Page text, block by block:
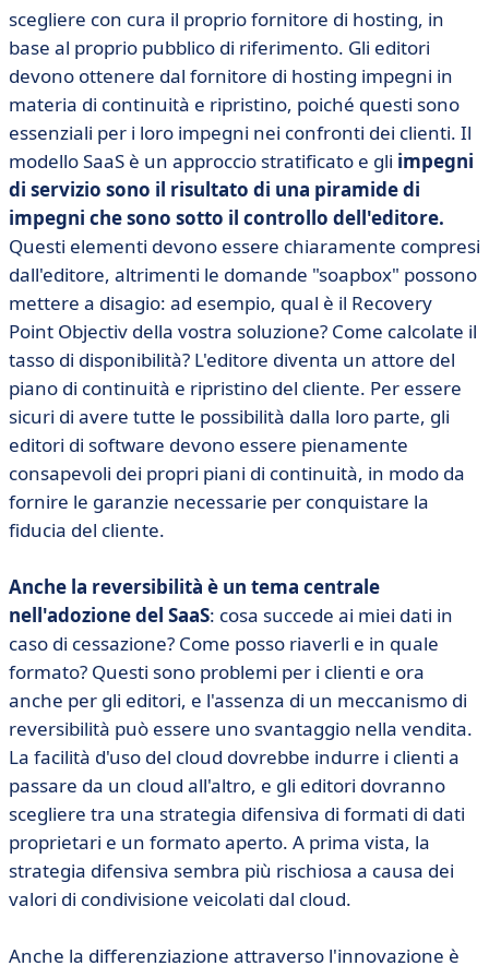
scegliere con cura il proprio fornitore di hosting, in
base al proprio pubblico di riferimento. Gli editori
devono ottenere dal fornitore di hosting impegni in
materia di continuità e ripristino, poiché questi sono
essenziali per i loro impegni nei confronti dei clienti. Il
modello SaaS è un approccio stratificato e gli impegni
di servizio sono il risultato di una piramide di
impegni che sono sotto il controllo dell'editore.
Questi elementi devono essere chiaramente compresi
dall'editore, altrimenti le domande "soapbox" possono
mettere a disagio: ad esempio, qual è il Recovery
Point Objectiv della vostra soluzione? Come calcolate il
tasso di disponibilità? L'editore diventa un attore del
piano di continuità e ripristino del cliente. Per essere
sicuri di avere tutte le possibilità dalla loro parte, gli
editori di software devono essere pienamente
consapevoli dei propri piani di continuità, in modo da
fornire le garanzie necessarie per conquistare la
fiducia del cliente.
Anche la reversibilità è un tema centrale
nell'adozione del SaaS: cosa succede ai miei dati in
caso di cessazione? Come posso riaverli e in quale
formato? Questi sono problemi per i clienti e ora
anche per gli editori, e l'assenza di un meccanismo di
reversibilità può essere uno svantaggio nella vendita.
La facilità d'uso del cloud dovrebbe indurre i clienti a
passare da un cloud all'altro, e gli editori dovranno
scegliere tra una strategia difensiva di formati di dati
proprietari e un formato aperto. A prima vista, la
strategia difensiva sembra più rischiosa a causa dei
valori di condivisione veicolati dal cloud.
Anche la differenziazione attraverso l'innovazione è